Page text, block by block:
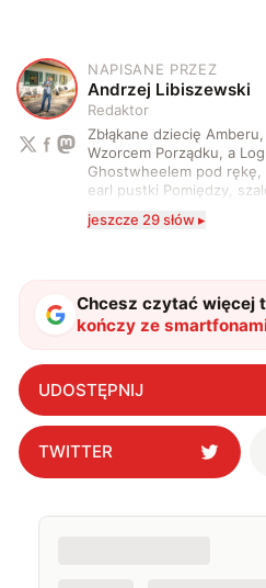
A
NAPISANE PRZEZ
Andrzej Libiszewski
Redaktor
Zbłąkane dziecię
Wzorcem Porządku, a
Ghostwheelem pod rękę,
earl pustki Pomiędzy,
serio? Pisaniem o
i gram w gry :)
jeszcze 29 słów ▸
Chcesz czytać więcej
kończy ze
stawia na sztuczną
PC"?
UDOSTĘPNIJ
TWITTER